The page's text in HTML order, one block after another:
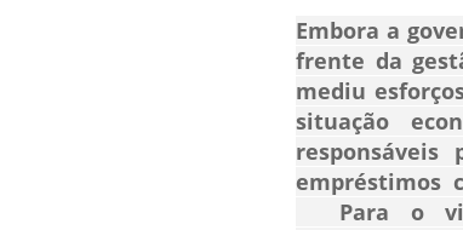
Embora a
frente da
mediu
situação
empréstimos
Para o